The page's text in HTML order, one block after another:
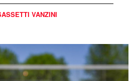
VANZINI